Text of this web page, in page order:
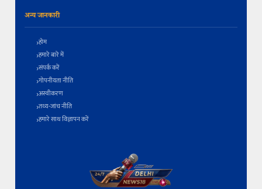
अन्य जानकारी
होम
हमारे बारे में
संपर्क करें
गोपनीयता नीति
अस्वीकरण
तथ्य-जांच नीति
हमारे साथ विज्ञापन करें